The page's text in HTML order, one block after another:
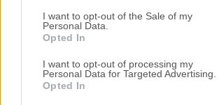
I want to opt-out of the Sale of my
Personal Data.
Opted In
I want to opt-out of processing my
Personal Data for Targeted Advertising.
Opted In